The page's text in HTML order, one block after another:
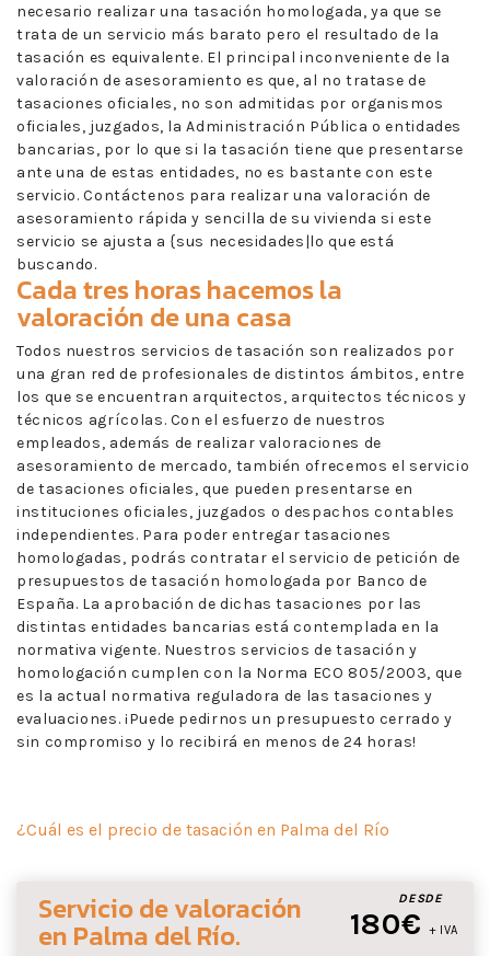
necesario realizar una tasación homologada, ya que se
trata de un servicio más barato pero el resultado de la
tasación es equivalente. El principal inconveniente de la
valoración de asesoramiento es que, al no tratase de
tasaciones oficiales, no son admitidas por organismos
oficiales, juzgados, la Administración Pública o entidades
bancarias, por lo que si la tasación tiene que presentarse
ante una de estas entidades, no es bastante con este
servicio. Contáctenos para realizar una valoración de
asesoramiento rápida y sencilla de su vivienda si este
servicio se ajusta a {sus necesidades|lo que está
buscando.
Cada tres horas hacemos la
valoración de una casa
Todos nuestros servicios de tasación son realizados por
una gran red de profesionales de distintos ámbitos, entre
los que se encuentran arquitectos, arquitectos técnicos y
técnicos agrícolas. Con el esfuerzo de nuestros
empleados, además de realizar valoraciones de
asesoramiento de mercado, también ofrecemos el servicio
de tasaciones oficiales, que pueden presentarse en
instituciones oficiales, juzgados o despachos contables
independientes. Para poder entregar tasaciones
homologadas, podrás contratar el servicio de petición de
presupuestos de tasación homologada por Banco de
España. La aprobación de dichas tasaciones por las
distintas entidades bancarias está contemplada en la
normativa vigente. Nuestros servicios de tasación y
homologación cumplen con la Norma ECO 805/2003, que
es la actual normativa reguladora de las tasaciones y
evaluaciones. ¡Puede pedirnos un presupuesto cerrado y
sin compromiso y lo recibirá en menos de 24 horas!
¿Cuál es el precio de tasación en Palma del Río
DESDE
180€ + IVA
Servicio de valoración
en Palma del Río.